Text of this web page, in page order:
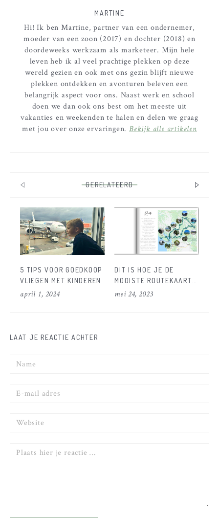
MARTINE
Hi! Ik ben Martine, partner van een ondernemer,
moeder van een zoon (2017) en dochter (2018) en
doordeweeks werkzaam als marketeer. Mijn hele
leven heb ik al veel prachtige plekken op deze
wereld gezien en ook met ons gezin blijft nieuwe
plekken ontdekken en avonturen beleven een
belangrijk aspect voor ons. Naast werk en school
doen we dan ook ons best om het meeste uit
vakanties en weekenden te halen en delen we graag
met jou over onze ervaringen.Bekijk alle artikelen
GERELATEERD
5 TIPS VOOR GOEDKOOP
VLIEGEN MET KINDEREN
april 1, 2024
DIT IS HOE JE DE
MOOISTE ROUTEKAART
VOOR JE FOTOBOEK
mei 24, 2023
LAAT JE REACTIE ACHTER
Naam
E-
Website
Reactie